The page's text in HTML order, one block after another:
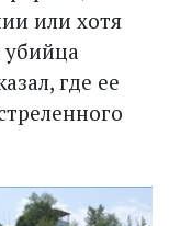
или хотя
убийца
где ее